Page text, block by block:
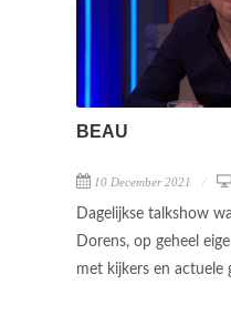
BEAU
10 December 2021
Dagelijkse talkshow
Dorens, op geheel
met kijkers en actuele